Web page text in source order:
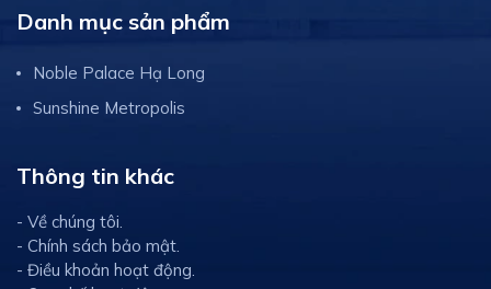
Danh mục sản phẩm
Noble Palace Hạ Long
Sunshine Metropolis
Thông tin khác
- Về chúng tôi.
- Chính sách bảo mật.
- Điều khoản hoạt động.